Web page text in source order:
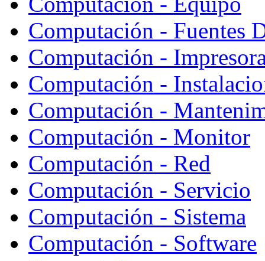
Computación - Fuentes
Computación -
Computación -
Computación -
Computación - Monitor
Computación - Red
Computación - Servicio
Computación - Sistema
Computación - Software